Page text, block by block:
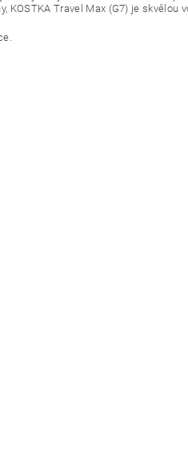
Travel Max (G7) je skvělou